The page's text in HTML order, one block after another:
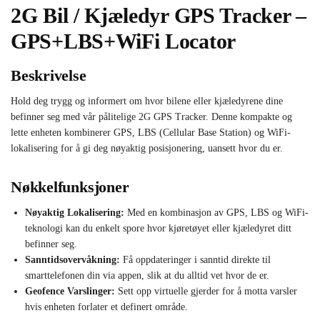
2G Bil / Kjæledyr GPS Tracker –
GPS+LBS+WiFi Locator
Beskrivelse
Hold deg trygg og informert om hvor bilene eller kjæledyrene dine
befinner seg med vår pålitelige 2G GPS Tracker. Denne kompakte og
lette enheten kombinerer GPS, LBS (Cellular Base Station) og WiFi-
lokalisering for å gi deg nøyaktig posisjonering, uansett hvor du er.
Nøkkelfunksjoner
Nøyaktig Lokalisering: Med en kombinasjon av GPS, LBS og WiFi-
teknologi kan du enkelt spore hvor kjøretøyet eller kjæledyret ditt
befinner seg.
Sanntidsovervåkning: Få oppdateringer i sanntid direkte til
smarttelefonen din via appen, slik at du alltid vet hvor de er.
Geofence Varslinger: Sett opp virtuelle gjerder for å motta varsler
hvis enheten forlater et definert område.